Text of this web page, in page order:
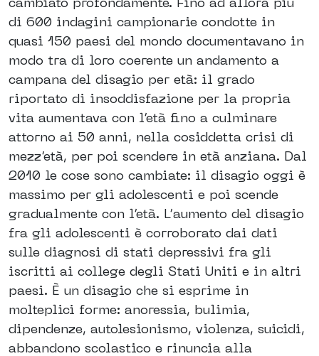
di 600 indagini campionarie condotte in
quasi 150 paesi del mondo documentavano in
modo tra di loro coerente un andamento a
campana del disagio per età: il grado
riportato di insoddisfazione per la propria
vita aumentava con l’età fino a culminare
attorno ai 50 anni, nella cosiddetta crisi di
mezz’età, per poi scendere in età anziana. Dal
2010 le cose sono cambiate: il disagio oggi è
massimo per gli adolescenti e poi scende
gradualmente con l’età. L’aumento del disagio
fra gli adolescenti è corroborato dai dati
sulle diagnosi di stati depressivi fra gli
iscritti ai college degli Stati Uniti e in altri
paesi. È un disagio che si esprime in
molteplici forme: anoressia, bulimia,
dipendenze, autolesionismo, violenza, suicidi,
abbandono scolastico e rinuncia alla